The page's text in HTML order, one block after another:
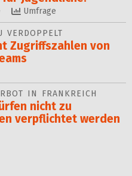
Umfrage
VERDOPPELT
Zugriffszahlen von
IN FRANKREICH
nicht zu
ver­pflich­tet werden